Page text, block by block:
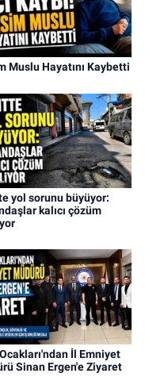
Muslu Hayatını Kaybetti
yol sorunu büyüyor:
kalıcı çözüm
İl Emniyet
Sinan Ergen'e Ziyaret